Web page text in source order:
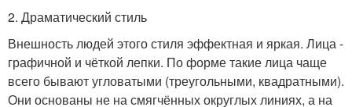
2. Драматический стиль
Внешность людей этого стиля эффектная и яркая. Лица -
графичной и чёткой лепки. По форме такие лица чаще
всего бывают угловатыми (треугольными, квадратными).
Они основаны не на смягчённых округлых линиях, а на